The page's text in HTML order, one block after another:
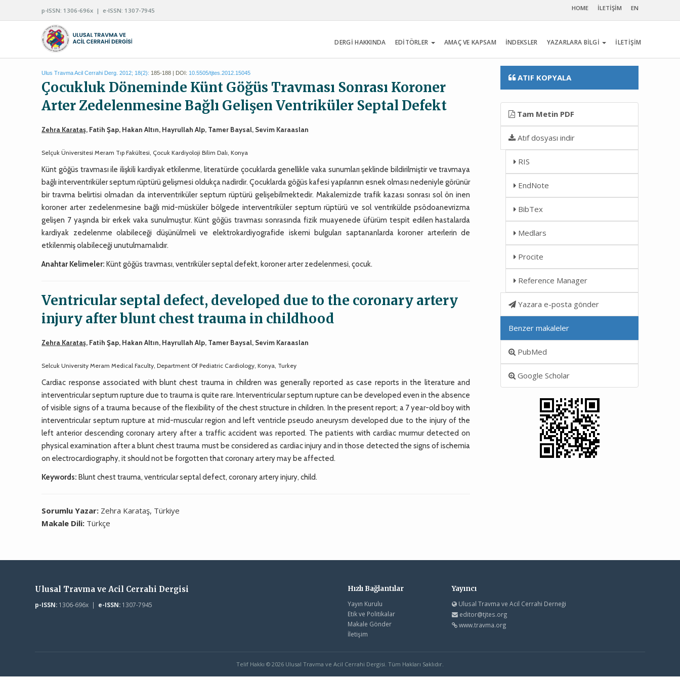
p-ISSN: 1306-696x | e-ISSN: 1307-7945 HOME İLETİŞİM EN
DERGİ HAKKINDA EDİTÖRLER AMAÇ VE KAPSAM İNDEKSLER YAZARLARA BİLGİ İLETİŞİM
Ulus Travma Acil Cerrahi Derg. 2012; 18(2): 185-188 | DOI: 10.5505/tjtes.2012.15045
Çocukluk Döneminde Künt Göğüs Travması Sonrası Koroner
Arter Zedelenmesine Bağlı Gelişen Ventriküler Septal Defekt
Zehra Karataş, Fatih Şap, Hakan Altın, Hayrullah Alp, Tamer Baysal, Sevim Karaaslan
Selçuk Üniversitesi Meram Tıp Fakültesi, Çocuk Kardiyoloji Bilim Dalı, Konya
Künt göğüs travması ile ilişkili kardiyak etkilenme, literatürde çocuklarda genellikle vaka sunumları şeklinde bildirilmiştir ve travmaya
bağlı interventriküler septum rüptürü gelişmesi oldukça nadirdir. Çocuklarda göğüs kafesi yapılarının esnek olması nedeniyle görünür
bir travma belirtisi olmadan da interventriküler septum rüptürü gelişebilmektedir. Makalemizde trafik kazası sonrası sol ön inen
koroner arter zedelenmesine bağlı mid-müsküler bölgede interventriküler septum rüptürü ve sol ventrikülde psödoanevrizma
gelişen 7 yaşında bir erkek vaka sunulmuştur. Künt göğüs travması sonrasında fizik muayenede üfürüm tespit edilen hastalarda
kardiyak zedelenme olabileceği düşünülmeli ve elektrokardiyografide iskemi bulguları saptananlarda koroner arterlerin de
etkilenmiş olabileceği unutulmamalıdır.
Anahtar Kelimeler: Künt göğüs travması, ventriküler septal defekt, koroner arter zedelenmesi, çocuk.
Ventricular septal defect, developed due to the coronary artery
injury after blunt chest trauma in childhood
Zehra Karataş, Fatih Şap, Hakan Altın, Hayrullah Alp, Tamer Baysal, Sevim Karaaslan
Selcuk University Meram Medical Faculty, Department Of Pediatric Cardiology, Konya, Turkey
Cardiac response associated with blunt chest trauma in children was generally reported as case reports in the literature and
interventricular septum rupture due to trauma is quite rare. Interventricular septum rupture can be developed even in the absence
of visible signs of a trauma because of the flexibility of the chest structure in children. In the present report; a 7 year-old boy with
interventricular septum rupture at mid-muscular region and left ventricle pseudo aneurysm developed due to the injury of the
left anterior descending coronary artery after a traffic accident was reported. The patients with cardiac murmur detected on
physical examination after a blunt chest trauma must be considered as cardiac injury and in those detected the signs of ischemia
on electrocardiography, it should not be forgotten that coronary artery may be affected.
Keywords: Blunt chest trauma, ventricular septal defect, coronary artery injury, child.
Sorumlu Yazar: Zehra Karataş, Türkiye
Makale Dili: Türkçe
ATIF KOPYALA
Tam Metin PDF
Atıf dosyası indir
RIS
EndNote
BibTex
Medlars
Procite
Reference Manager
Yazara e-posta gönder
Benzer makaleler
PubMed
Google Scholar
Ulusal Travma ve Acil Cerrahi Dergisi
p-ISSN:1306-696x | e-ISSN:1307-7945
Hızlı Bağlantılar
Yayın Kurulu
Etik ve Politikalar
Makale Gönder
İletişim
Yayıncı
Ulusal Travma ve Acil Cerrahi Derneği
editor@tjtes.org
www.travma.org
Telif Hakkı © 2026 Ulusal Travma ve Acil Cerrahi Dergisi. Tüm Hakları Saklıdır.